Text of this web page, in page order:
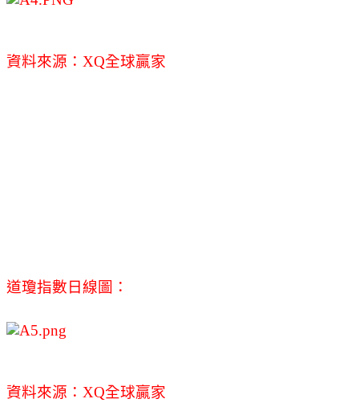
資料來源：XQ全球贏家
道瓊指數日線圖：
資料來源：XQ全球贏家